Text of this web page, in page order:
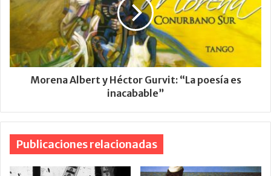
Morena Albert y Héctor Gurvit: “La poesía es
inacabable”
Publicaciones relacionadas